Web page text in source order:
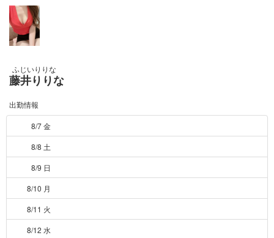
ふじいりりな
藤井りりな
出勤情報
8/7 金
8/8 土
8/9 日
8/10 月
8/11 火
8/12 水